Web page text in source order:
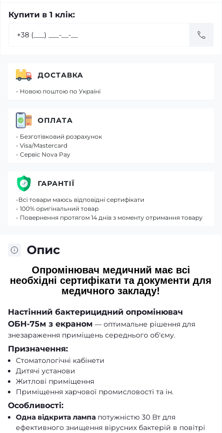
Купити в 1 клік:
Опис
Опромінювач медичний має всі
необхідні сертифікати та документи для
медичного закладу!
Настінний бактерицидний опромінювач
ОБН-75м з екраном — оптимальне рішення для
знезараження приміщень середнього об'єму.
Призначення:
Стоматологічні кабінети
Дитячі установи
Житлові приміщення
Приміщення харчової промисловості та ін.
Особливості:
Одна відкрита лампа потужністю 30 Вт для
ефективного знищення вірусних бактерій в повітрі
ДОСТАВКА
- Новою поштою по Україні
ОПЛАТА
- Безготівковий розрахунок
- Visa/Mastercard
- Сервіс Nova Pay
ГАРАНТІЇ
-Всі товари маюсь відповідні сертифікати
- 100% оригінальний товар
- Повернення протягом 14 днів з моменту отримання товару